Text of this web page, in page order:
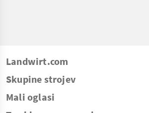
Landwirt.com
Skupine strojev
Mali oglasi